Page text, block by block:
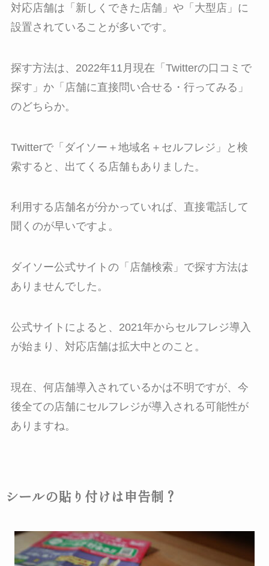
対応店舗は「新しくできた店舗」や「大型店」に
設置されていることが多いです。
探す方法は、2022年11月現在「Twitterの口コミで
探す」か「店舗に直接問い合せる・行ってみる」
のどちらか。
Twitterで「ダイソー＋地域名＋セルフレジ」と検
索すると、出てくる店舗もありました。
利用する店舗名が分かっていれば、直接電話して
聞くのが早いですよ。
ダイソー公式サイトの「店舗検索」で探す方法は
ありませんでした。
公式サイトによると、2021年からセルフレジ導入
が始まり、対応店舗は拡大中とのこと。
現在、何店舗導入されているかは不明ですが、今
後全ての店舗にセルフレジが導入される可能性が
ありますね。
シールの貼り付けは申告制？